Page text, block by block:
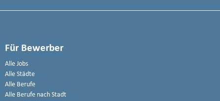
Für Bewerber
Alle Jobs
Alle Städte
Alle Berufe
Alle Berufe nach Stadt